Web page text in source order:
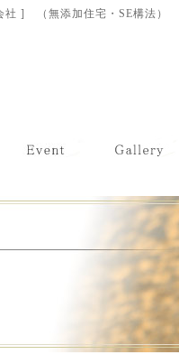
社 ] （無添加住宅・SE構法）